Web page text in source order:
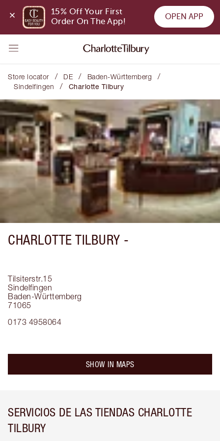
15% Off Your First
Order On The App!
OPEN APP
Store locator / DE / Baden-Württemberg /
Sindelfingen / Charlotte Tilbury
CHARLOTTE TILBURY -
Tilsiterstr.15
Sindelfingen
Baden-Württemberg
71065
0173 4958064
SHOW IN MAPS
SERVICIOS DE LAS TIENDAS CHARLOTTE
TILBURY